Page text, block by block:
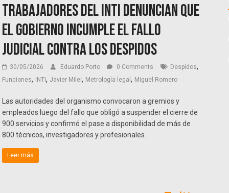
Trabajadores del INTI denuncian que
el Gobierno incumple el fallo
judicial contra los despidos
30/05/2026 Eduardo Porto 0 Comments Despidos,
Funciones, INTI,Javier Milei, Metrología legal, Miguel Romero
Las autoridades del organismo convocaron a gremios y
empleados luego del fallo que obligó a suspender el cierre de
900 servicios y confirmó el pase a disponibilidad de más de
800 técnicos, investigadores y profesionales.
Leer más